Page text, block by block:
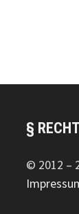
§
© 2012 –